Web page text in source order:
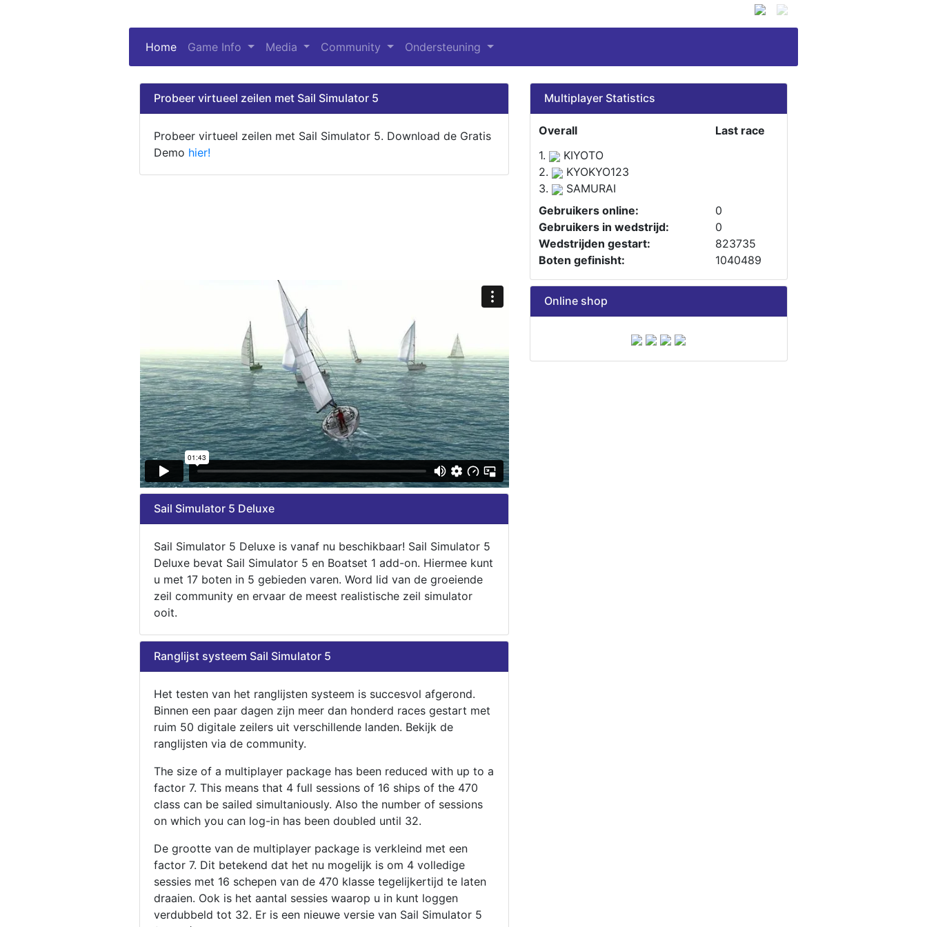
Home (current)
Game Info Media Community Ondersteuning
Probeer virtueel zeilen met Sail Simulator 5
Probeer virtueel zeilen met Sail Simulator 5. Download de Gratis
Demo hier!
Multiplayer Statistics
Overall
Last race
1.
KIYOTO
2.
KYOKYO123
3.
SAMURAI
Gebruikers online:
0
Gebruikers in wedstrijd:
0
Wedstrijden gestart:
823735
Boten gefinisht:
1040489
Sail Simulator 5 Deluxe
Sail Simulator 5 Deluxe is vanaf nu beschikbaar! Sail Simulator 5
Deluxe bevat Sail Simulator 5 en Boatset 1 add-on. Hiermee kunt
u met 17 boten in 5 gebieden varen. Word lid van de groeiende
zeil community en ervaar de meest realistische zeil simulator
ooit.
Ranglijst systeem Sail Simulator 5
Het testen van het ranglijsten systeem is succesvol afgerond.
Binnen een paar dagen zijn meer dan honderd races gestart met
ruim 50 digitale zeilers uit verschillende landen. Bekijk de
ranglijsten via de community.
The size of a multiplayer package has been reduced with up to a
factor 7. This means that 4 full sessions of 16 ships of the 470
class can be sailed simultaniously. Also the number of sessions
on which you can log-in has been doubled until 32.
De grootte van de multiplayer package is verkleind met een
factor 7. Dit betekend dat het nu mogelijk is om 4 volledige
sessies met 16 schepen van de 470 klasse tegelijkertijd te laten
draaien. Ook is het aantal sessies waarop u in kunt loggen
verdubbeld tot 32. Er is een nieuwe versie van Sail Simulator 5
Online shop